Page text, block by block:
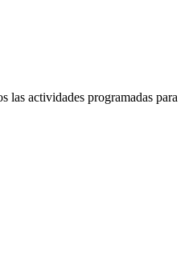
las actividades programadas para